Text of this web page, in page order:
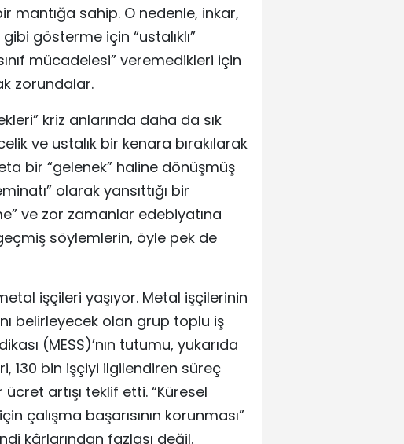
mantığa sahip. O nedenle, inkar,
gösterme için “ustalıklı”
mücadelesi” veremedikleri için
zorundalar.
kriz anlarında daha da sık
ve ustalık bir kenara bırakılarak
bir “gelenek” haline dönüşmüş
olarak yansıttığı bir
ve zor zamanlar edebiyatına
söylemlerin, öyle pek de
işçileri yaşıyor. Metal işçilerinin
belirleyecek olan grup toplu iş
(MESS)’nın tutumu, yukarıda
130 bin işçiyi ilgilendiren süreç
artışı teklif etti. “Küresel
çalışma başarısının korunması”
kârlarından fazlası değil.